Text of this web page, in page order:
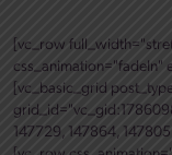
[vc_row
css_animation="fadeIn"
[vc_basic_grid
147729, 147864,